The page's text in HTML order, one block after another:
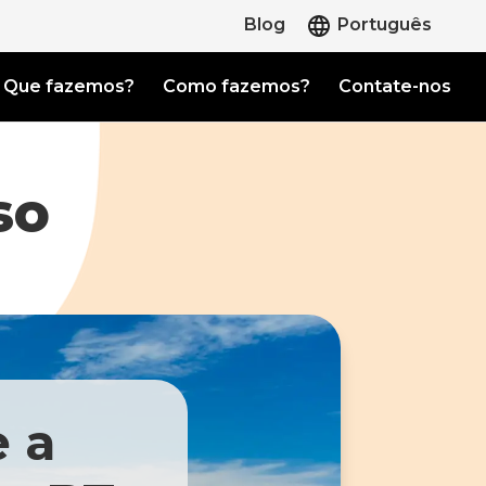
Blog Português
Que fazemos? Como fazemos? Contate-nos
a